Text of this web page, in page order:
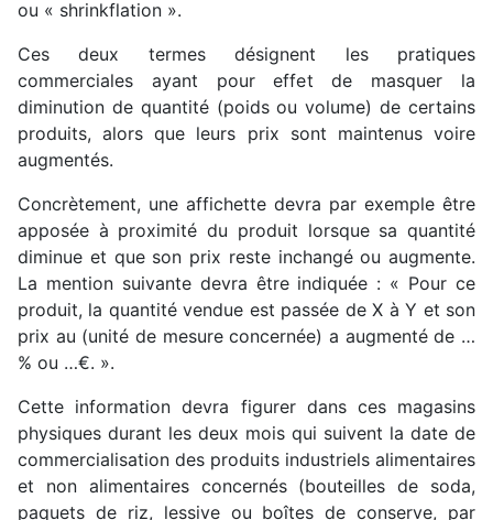
ou « shrinkflation ».
Ces deux termes désignent les pratiques
commerciales ayant pour effet de masquer la
diminution de quantité (poids ou volume) de certains
produits, alors que leurs prix sont maintenus voire
augmentés.
Concrètement, une affichette devra par exemple être
apposée à proximité du produit lorsque sa quantité
diminue et que son prix reste inchangé ou augmente.
La mention suivante devra être indiquée : « Pour ce
produit, la quantité vendue est passée de X à Y et son
prix au (unité de mesure concernée) a augmenté de …
% ou …€. ».
Cette information devra figurer dans ces magasins
physiques durant les deux mois qui suivent la date de
commercialisation des produits industriels alimentaires
et non alimentaires concernés (bouteilles de soda,
paquets de riz, lessive ou boîtes de conserve, par